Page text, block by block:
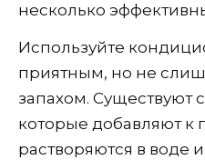
несколько
Используйте
приятным, но не
запахом. Существуют
которые добавляют к
растворяются в воде